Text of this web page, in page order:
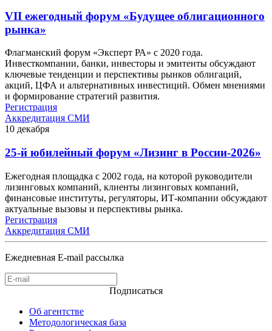
VII ежегодный форум «Будущее облигационного
рынка»
Флагманский форум «Эксперт РА» с 2020 года.
Инвесткомпании, банки, инвесторы и эмитенты обсуждают
ключевые тенденции и перспективы рынков облигаций,
акций, ЦФА и альтернативных инвестиций. Обмен мнениями
и формирование стратегий развития.
Регистрация
Аккредитация СМИ
10 декабря
25-й юбилейный форум «Лизинг в России-2026»
Ежегодная площадка с 2002 года, на которой руководители
лизинговых компаний, клиенты лизинговых компаний,
финансовые институты, регуляторы, ИТ-компании обсуждают
актуальные вызовы и перспективы рынка.
Регистрация
Аккредитация СМИ
Ежедневная E-mail рассылка
Подписаться
Об агентстве
Методологическая база